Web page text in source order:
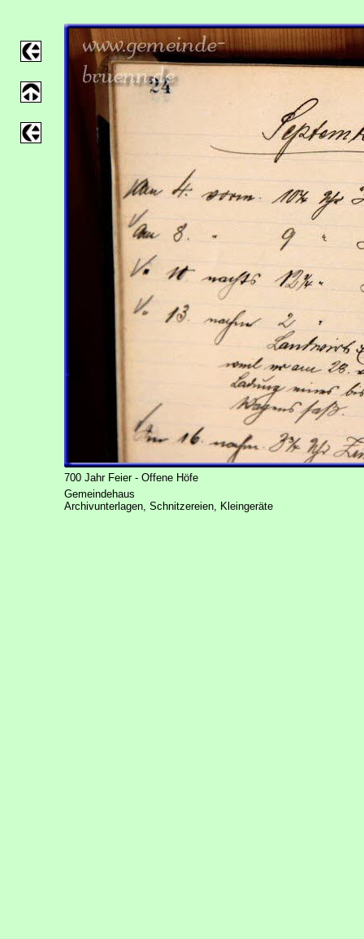
700 Jahr Feier - Offene Höfe
Gemeindehaus
Archivunterlagen, Schnitzereien, Kleingeräte